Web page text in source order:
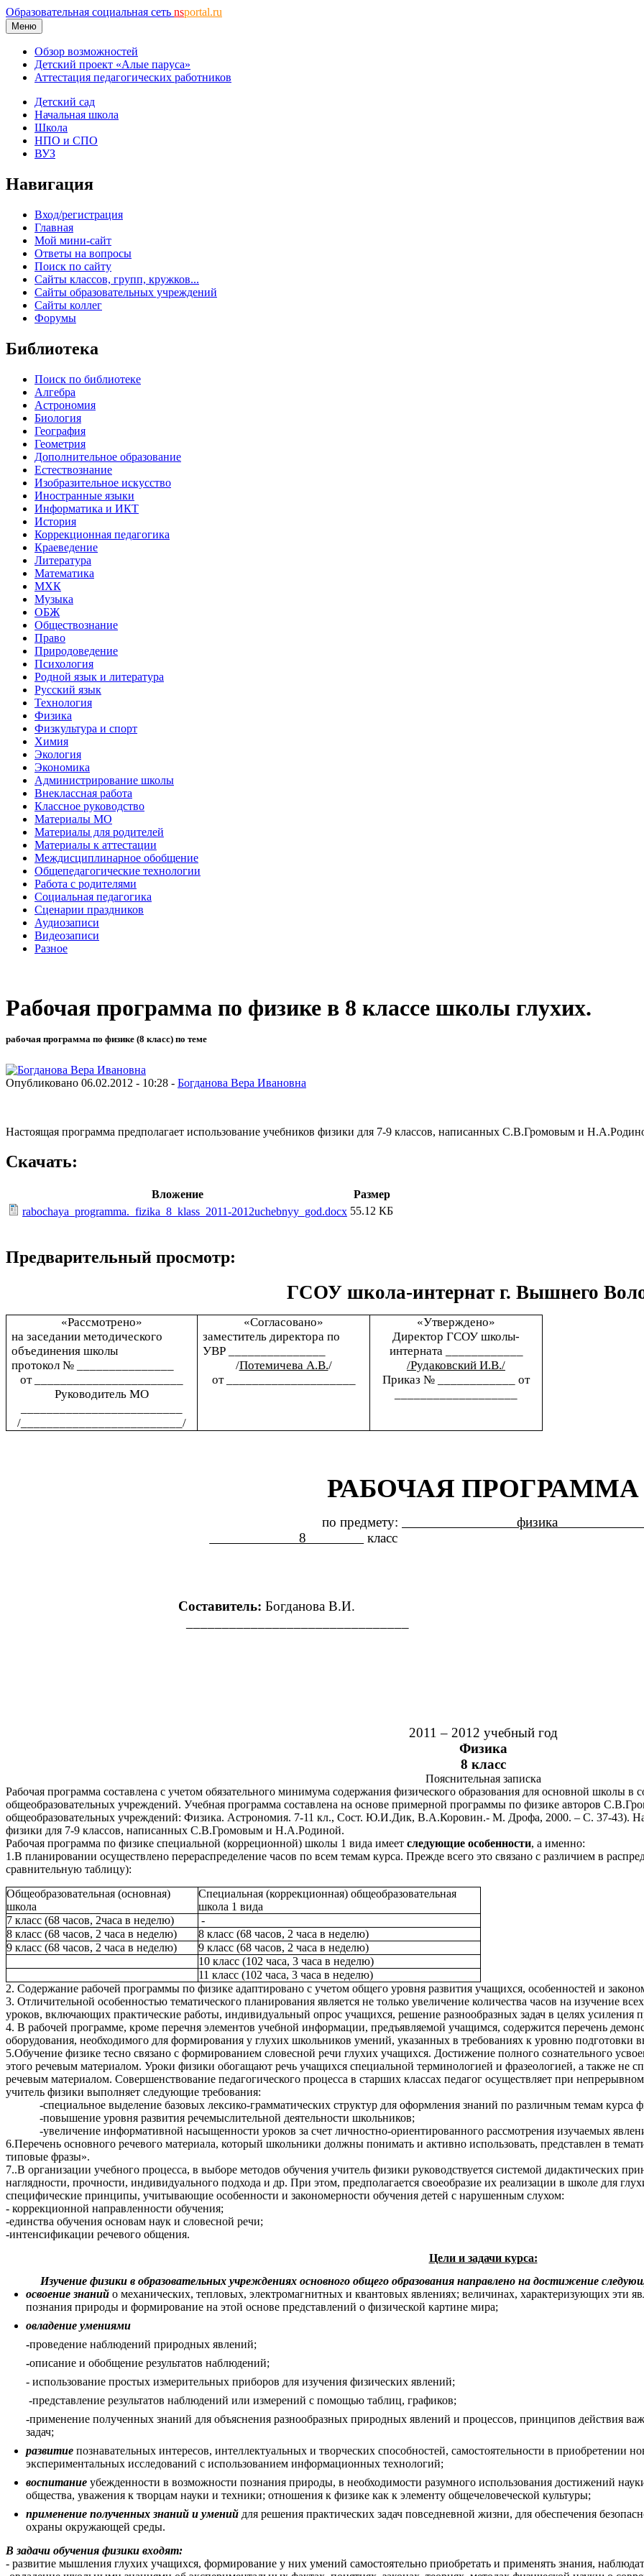
Образовательная социальная сеть nsportal.ru
Меню
Обзор возможностей
Детский проект «Алые паруса»
Аттестация педагогических работников
Детский сад
Начальная школа
Школа
НПО и СПО
ВУЗ
Навигация
Вход/регистрация
Главная
Мой мини-сайт
Ответы на вопросы
Поиск по сайту
Сайты классов, групп, кружков...
Сайты образовательных учреждений
Сайты коллег
Форумы
Библиотека
Поиск по библиотеке
Алгебра
Астрономия
Биология
География
Геометрия
Дополнительное образование
Естествознание
Изобразительное искусство
Иностранные языки
Информатика и ИКТ
История
Коррекционная педагогика
Краеведение
Литература
Математика
МХК
Музыка
ОБЖ
Обществознание
Право
Природоведение
Психология
Родной язык и литература
Русский язык
Технология
Физика
Физкультура и спорт
Химия
Экология
Экономика
Администрирование школы
Внеклассная работа
Классное руководство
Материалы МО
Материалы для родителей
Материалы к аттестации
Междисциплинарное обобщение
Общепедагогические технологии
Работа с родителями
Социальная педагогика
Сценарии праздников
Аудиозаписи
Видеозаписи
Разное
Рабочая программа по физике в 8 классе школы глухих.
рабочая программа по физике (8 класс) по теме
Опубликовано 06.02.2012 - 10:28 - Богданова Вера Ивановна
Настоящая программа предполагает использование учебников физики для 7-9 классов, написанных С.В.Громовым и
Скачать:
Вложение
Размер
rabochaya_programma._fizika_8_klass_2011-2012uchebnyy_god.docx 55.12 КБ
Предварительный просмотр:
ГСОУ школа-интернат г. Вышнего
«Рассмотрено»
на заседании методического
объединения школы
протокол № _______________
от _______________________
Руководитель МО
/_________________________/
«Согласовано»
заместитель директора по
УВР _______________
/Потемичева А.В./
от ____________________
«Утверждено»
Директор ГСОУ школы-
интерната ____________
/Рудаковский И.В./
Приказ № ____________ от
РАБОЧАЯ ПРОГРАММА
по предмету:
физика
8
класс
Составитель: Богданова В.И.
2011 – 2012 учебный год
Физика
8 класс
Пояснительная записка
Рабочая программа составлена с учетом обязательного минимума содержания физического образования для основной школы
общеобразовательных учреждений. Учебная программа составлена на основе примерной программы по физике авторов
общеобразовательных учреждений: Физика. Астрономия. 7-11 кл., Сост. Ю.И.Дик, В.А.Коровин.- М. Дрофа, 2000. – С. 37-43).
физики для 7-9 классов, написанных С.В.Громовым и Н.А.Родиной.
Рабочая программа по физике специальной (корреционной) школы 1 вида имеет следующие особенности, а именно:
1.В планировании осуществлено перераспределение часов по всем темам курса. Прежде всего это связано с различием в
сравнительную таблицу):
Общеобразовательная (основная)
школа
Специальная (коррекционная) общеобразовательная
школа 1 вида
7 класс (68 часов, 2часа в неделю)
-
8 класс (68 часов, 2 часа в неделю)
8 класс (68 часов, 2 часа в неделю)
9 класс (68 часов, 2 часа в неделю)
9 класс (68 часов, 2 часа в неделю)
10 класс (102 часа, 3 часа в неделю)
11 класс (102 часа, 3 часа в неделю)
2. Содержание рабочей программы по физике адаптировано с учетом общего уровня развития учащихся, особенностей и
3. Отличительной особенностью тематического планирования является не только увеличение количества часов на изучение
уроков, включающих практические работы, индивидуальный опрос учащихся, решение разнообразных задач в целях усиления
4. В рабочей программе, кроме перечня элементов учебной информации, предъявляемой учащимся, содержится перечень
оборудования, необходимого для формирования у глухих школьников умений, указанных в требованиях к уровню подготовки
5.Обучение физике тесно связано с формированием словесной речи глухих учащихся. Достижение полного сознательного
этого речевым материалом. Уроки физики обогащают речь учащихся специальной терминологией и фразеологией, а также не
речевым материалом. Совершенствование педагогического процесса в старших классах педагог осуществляет при
учитель физики выполняет следующие требования:
-специальное выделение базовых лексико-грамматических структур для оформления знаний по различным темам курса
-повышение уровня развития речемыслительной деятельности школьников;
-увеличение информативной насыщенности уроков за счет личностно-ориентированного рассмотрения изучаемых
6.Перечень основного речевого материала, который школьники должны понимать и активно использовать, представлен в
типовые фразы».
7..В организации учебного процесса, в выборе методов обучения учитель физики руководствуется системой дидактических
наглядности, прочности, индивидуального подхода и др. При этом, предполагается своеобразие их реализации в школе для
специфические принципы, учитывающие особенности и закономерности обучения детей с нарушенным слухом:
- коррекционной направленности обучения;
-единства обучения основам наук и словесной речи;
-интенсификации речевого общения.
Цели и задачи курса:
Изучение физики в образовательных учреждениях основного общего образования направлено на достижение
освоение знанийо механических, тепловых, электромагнитных и квантовых явлениях; величинах, характеризующих эти
познания природы и формирование на этой основе представлений о физической картине мира;
овладение умениями
-проведение наблюдений природных явлений;
-описание и обобщение результатов наблюдений;
- использование простых измерительных приборов для изучения физических явлений;
-представление результатов наблюдений или измерений с помощью таблиц, графиков;
-применение полученных знаний для объяснения разнообразных природных явлений и процессов, принципов действия
задач;
развитие познавательных интересов, интеллектуальных и творческих способностей, самостоятельности в
экспериментальных исследований с использованием информационных технологий;
воспитаниеубежденности в возможности познания природы, в необходимости разумного использования достижений
общества, уважения к творцам науки и техники; отношения к физике как к элементу общечеловеческой культуры;
применение полученных знаний и умений для решения практических задач повседневной жизни, для обеспечения
охраны окружающей среды.
В задачи обучения физики входят:
- развитие мышления глухих учащихся, формирование у них умений самостоятельно приобретать и применять знания,